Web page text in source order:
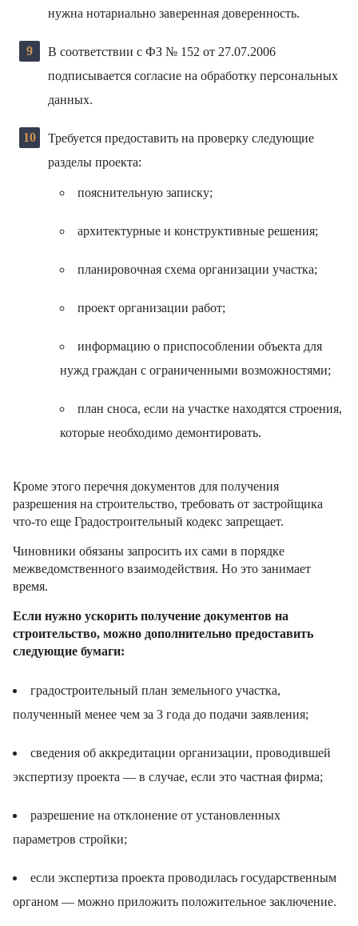
нужна нотариально заверенная доверенность.
В соответствии с ФЗ № 152 от 27.07.2006
подписывается согласие на обработку персональных
данных.
Требуется предоставить на проверку следующие
разделы проекта:
пояснительную записку;
архитектурные и конструктивные решения;
планировочная схема организации участка;
проект организации работ;
информацию о приспособлении объекта для
нужд граждан с ограниченными возможностями;
план сноса, если на участке находятся строения,
которые необходимо демонтировать.
Кроме этого перечня документов для получения
разрешения на строительство, требовать от застройщика
что-то еще Градостроительный кодекс запрещает.
Чиновники обязаны запросить их сами в порядке
межведомственного взаимодействия. Но это занимает
время.
Если нужно ускорить получение документов на
строительство, можно дополнительно предоставить
следующие бумаги:
градостроительный план земельного участка,
полученный менее чем за 3 года до подачи заявления;
сведения об аккредитации организации, проводившей
экспертизу проекта — в случае, если это частная фирма;
разрешение на отклонение от установленных
параметров стройки;
если экспертиза проекта проводилась государственным
органом — можно приложить положительное заключение.